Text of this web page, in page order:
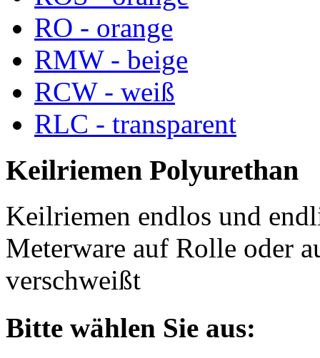
RO - orange
RMW - beige
RCW - weiß
RLC - transparent
Keilriemen Polyurethan
Keilriemen endlos und
Meterware auf Rolle oder
verschweißt
Bitte wählen Sie aus: